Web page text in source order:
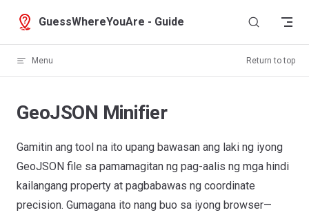
Skip to content
GuessWhereYouAre - Guide
Menu Return to top
GeoJSON Minifier
Gamitin ang tool na ito upang bawasan ang laki ng iyong
GeoJSON file sa pamamagitan ng pag-aalis ng mga hindi
kailangang property at pagbabawas ng coordinate
precision. Gumagana ito nang buo sa iyong browser—